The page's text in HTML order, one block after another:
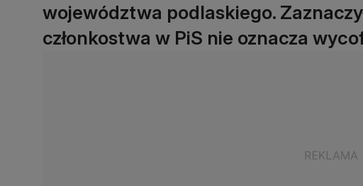
województwa podlaskiego.
członkostwa w PiS nie oznacza